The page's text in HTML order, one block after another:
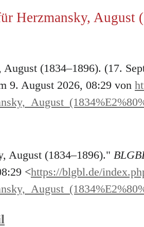
Herzmansky, August
August (1834–1896). (17.
9. August 2026, 08:29 von
August (1834–1896)."
<https://blgbl.de/